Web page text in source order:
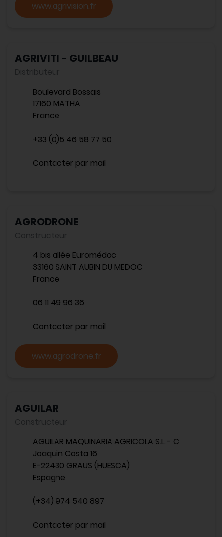
www.agrivision.fr
AGRIVITI - GUILBEAU
Distributeur
Boulevard Bossais
17160 MATHA
France
+33 (0)5 46 58 77 50
Contacter par mail
AGRODRONE
Constructeur
4 bis allée Euromédoc
33160 SAINT AUBIN DU MEDOC
France
06 11 49 96 36
Contacter par mail
www.agrodrone.fr
AGUILAR
Constructeur
AGUILAR MAQUINARIA AGRICOLA S.L. - C
Joaquin Costa 16
E-22430 GRAUS (HUESCA)
Espagne
(+34) 974 540 897
Contacter par mail